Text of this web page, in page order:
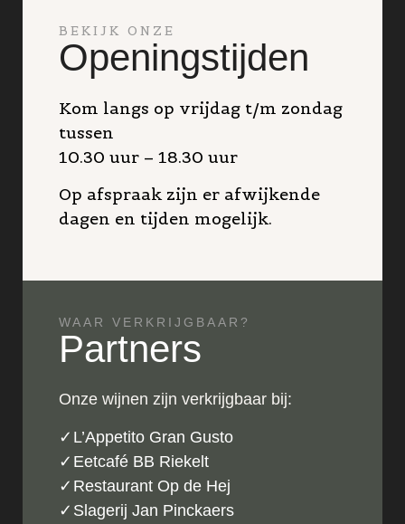
BEKIJK ONZE
Openingstijden
Kom langs op vrijdag t/m zondag
tussen
10.30 uur – 18.30 uur
Op afspraak zijn er afwijkende
dagen en tijden mogelijk.
WAAR VERKRIJGBAAR?
Partners
Onze wijnen zijn verkrijgbaar bij:
L’Appetito Gran Gusto
Eetcafé BB Riekelt
Restaurant Op de Hej
Slagerij Jan Pinckaers